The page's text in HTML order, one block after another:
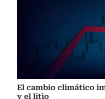
El cambio climático
y el litio